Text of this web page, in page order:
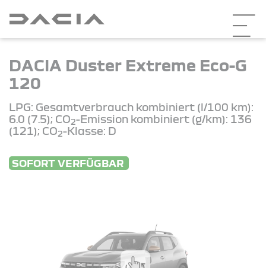
DACIA Duster Extreme Eco-G
120
LPG: Gesamtverbrauch kombiniert (l/100 km):
6.0 (7.5); CO2-Emission kombiniert (g/km): 136
(121); CO2-Klasse: D
SOFORT VERFÜGBAR